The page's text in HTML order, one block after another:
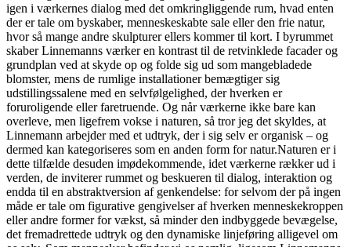
igen i værkernes dialog med det omkringliggende rum, hvad enten
der er tale om byskaber, menneskeskabte sale eller den frie natur,
hvor så mange andre skulpturer ellers kommer til kort. I byrummet
skaber Linnemanns værker en kontrast til de retvinklede facader og
grundplan ved at skyde op og folde sig ud som mangebladede
blomster, mens de rumlige installationer bemægtiger sig
udstillingssalene med en selvfølgelighed, der hverken er
foruroligende eller faretruende. Og når værkerne ikke bare kan
overleve, men ligefrem vokse i naturen, så tror jeg det skyldes, at
Linnemann arbejder med et udtryk, der i sig selv er organisk – og
dermed kan kategoriseres som en anden form for natur.Naturen er i
dette tilfælde desuden imødekommende, idet værkerne rækker ud i
verden, de inviterer rummet og beskueren til dialog, interaktion og
endda til en abstraktversion af genkendelse: for selvom der på ingen
måde er tale om figurative gengivelser af hverken menneskekroppen
eller andre former for vækst, så minder den indbyggede bevægelse,
det fremadrettede udtryk og den dynamiske linjeføring alligevel om